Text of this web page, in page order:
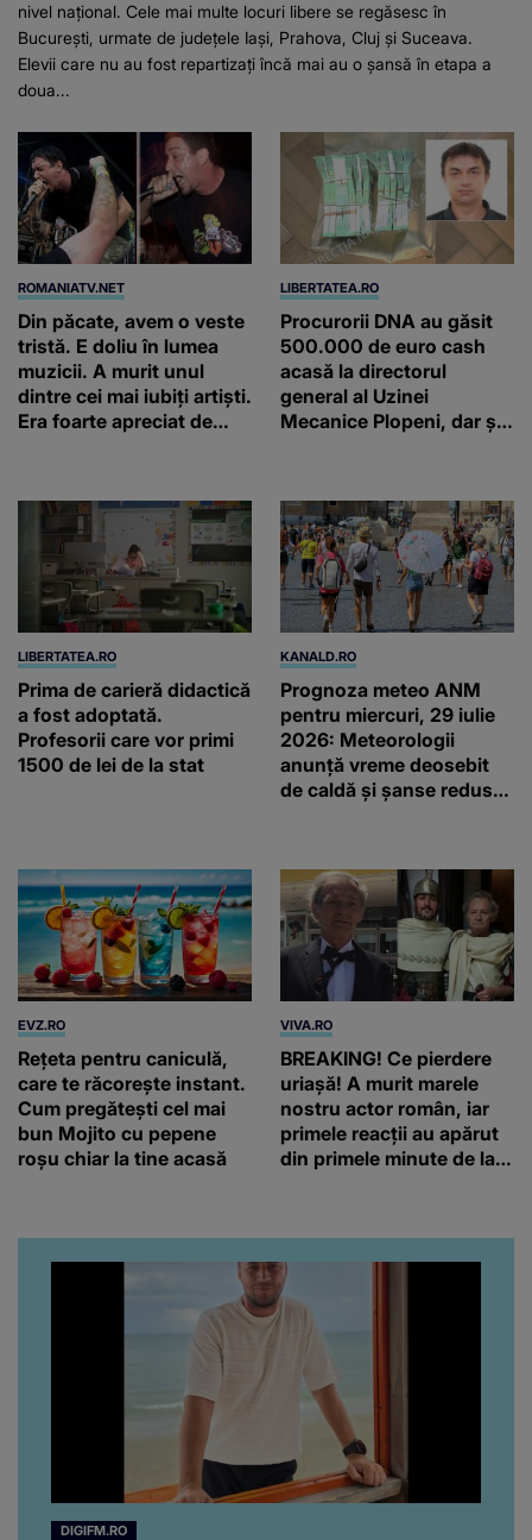
nivel național. Cele mai multe locuri libere se regăsesc în
București, urmate de județele Iași, Prahova, Cluj și Suceava.
Elevii care nu au fost repartizați încă mai au o șansă în etapa a
doua...
ROMANIATV.NET
Din păcate, avem o veste
tristă. E doliu în lumea
muzicii. A murit unul
dintre cei mai iubiți artiști.
Era foarte apreciat de
LIBERTATEA.RO
Procurorii DNA au găsit
500.000 de euro cash
acasă la directorul
general al Uzinei
Mecanice Plopeni, dar și
LIBERTATEA.RO
Prima de carieră didactică
a fost adoptată.
Profesorii care vor primi
1500 de lei de la stat
KANALD.RO
Prognoza meteo ANM
pentru miercuri, 29 iulie
2026: Meteorologii
anunță vreme deosebit
de caldă și șanse reduse
EVZ.RO
Rețeta pentru caniculă,
care te răcorește instant.
Cum pregătești cel mai
bun Mojito cu pepene
roșu chiar la tine acasă
VIVA.RO
BREAKING! Ce pierdere
uriașă! A murit marele
nostru actor român, iar
primele reacții au apărut
din primele minute de la
pentru el...” Ce s-a aflat
până în acest moment
DIGIFM.RO